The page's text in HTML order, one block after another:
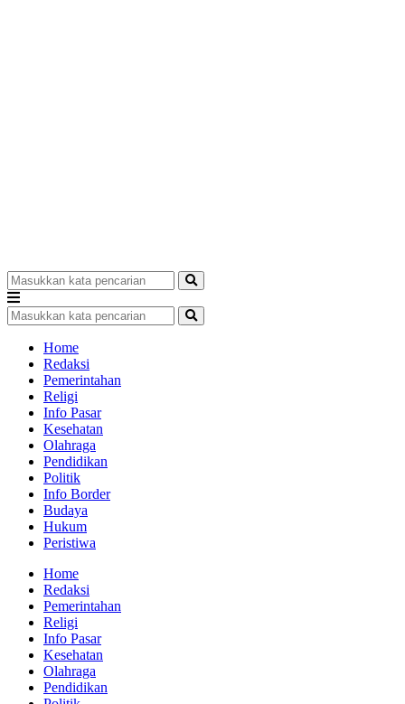
Home
Redaksi
Pemerintahan
Religi
Info Pasar
Kesehatan
Olahraga
Pendidikan
Politik
Info Border
Budaya
Hukum
Peristiwa
Home
Redaksi
Pemerintahan
Religi
Info Pasar
Kesehatan
Olahraga
Pendidikan